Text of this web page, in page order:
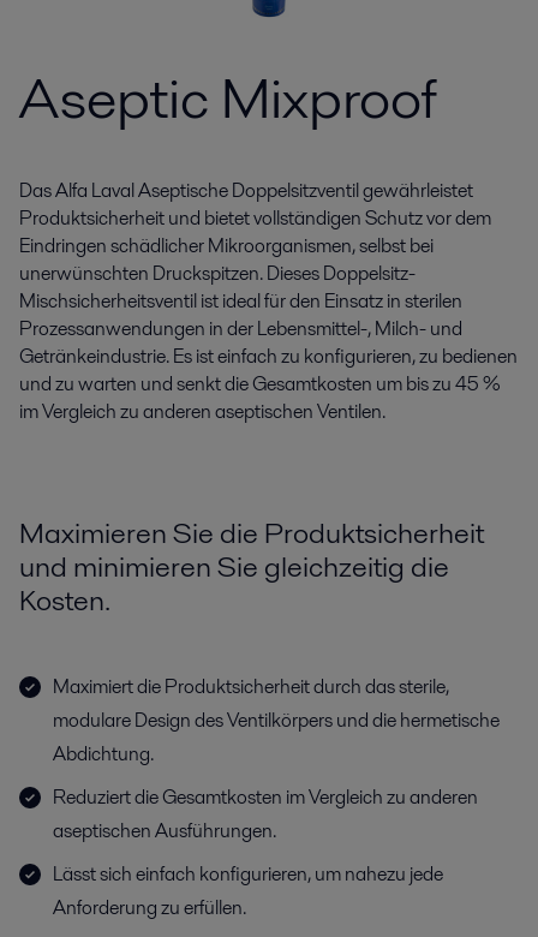
Aseptic Mixproof
Das Alfa Laval Aseptische Doppelsitzventil gewährleistet
Produktsicherheit und bietet vollständigen Schutz vor dem
Eindringen schädlicher Mikroorganismen, selbst bei
unerwünschten Druckspitzen. Dieses Doppelsitz-
Mischsicherheitsventil ist ideal für den Einsatz in sterilen
Prozessanwendungen in der Lebensmittel-, Milch- und
Getränkeindustrie. Es ist einfach zu konfigurieren, zu bedienen
und zu warten und senkt die Gesamtkosten um bis zu 45 %
im Vergleich zu anderen aseptischen Ventilen.
Maximieren Sie die Produktsicherheit
und minimieren Sie gleichzeitig die
Kosten.
Maximiert die Produktsicherheit durch das sterile,
modulare Design des Ventilkörpers und die hermetische
Abdichtung.
Reduziert die Gesamtkosten im Vergleich zu anderen
aseptischen Ausführungen.
Lässt sich einfach konfigurieren, um nahezu jede
Anforderung zu erfüllen.